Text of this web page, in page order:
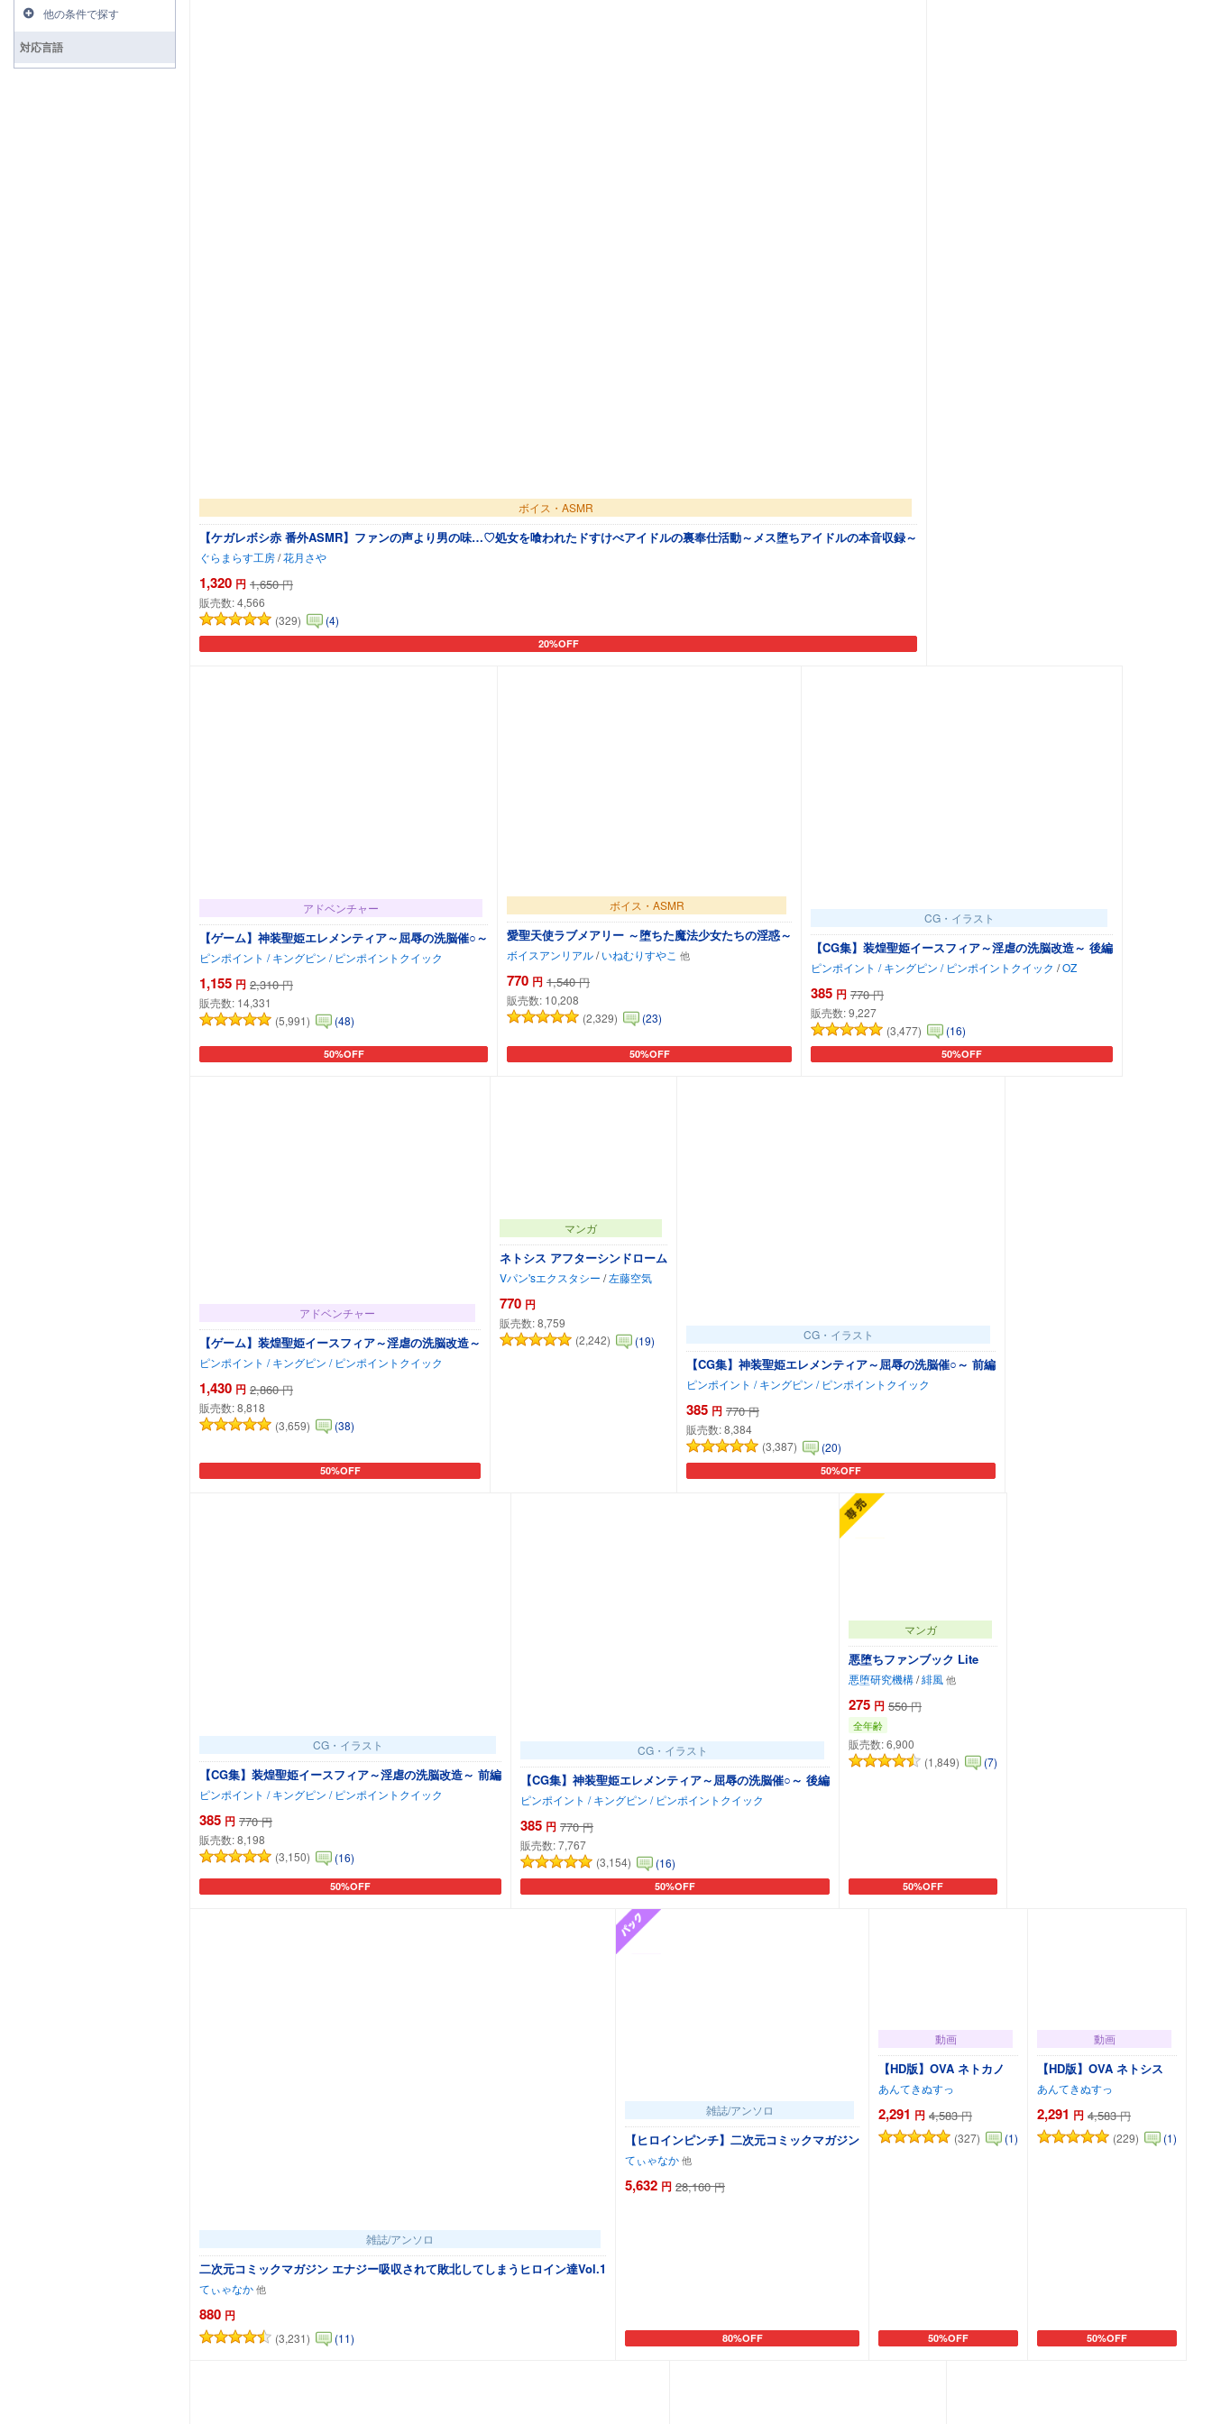
ボイス・ASMR
【ケガレボシ赤 番外ASMR】ファンの声より男の味…♡処女を喰われたドすけべアイドルの裏奉仕活動～メス堕ちアイドルの本音収録～
ぐらまらす工房/花月さや
1,320 円 1,650 円
販売数:4,566
(329)
(4)
20%OFF
カートに追加
アドベンチャー
【ゲーム】神装聖姫エレメンティア～屈辱の洗脳催○～
ピンポイント / キングピン / ピンポイントクイック
1,155 円 2,310 円
販売数: 14,331
(5,991)
(48)
50%OFF
カートに追加
ボイス・ASMR
愛聖天使ラブメアリー ～堕ちた魔法少女たちの淫惑～
ボイスアンリアル/ いねむりすやこ
770 円 1,540 円
販売数: 10,208
(2,329)
(23)
50%OFF
カートに追加
CG・イラスト
【CG集】装煌聖姫イースフィア～淫虐の洗脳改造～ 後編
ピンポイント / キングピン / ピンポイントクイック /OZ
385 円 770 円
販売数:9,227
(3,477)
(16)
50%OFF
カートに追加
アドベンチャー
【ゲーム】装煌聖姫イースフィア～淫虐の洗脳改造～
ピンポイント / キングピン / ピンポイントクイック
1,430 円 2,860 円
販売数:8,818
(3,659)
(38)
50%OFF
カートに追加
マンガ
ネトシス アフターシンドローム
Vパン'sエクスタシー /左藤空気
770 円
販売数:8,759
(2,242)
(19) CG・イラスト
【CG集】神装聖姫エレメンティア～屈辱の洗脳催○～ 前編
ピンポイント / キングピン / ピンポイントクイック
385 円 770 円
販売数:8,384
(3,387)
(20)
50%OFF
カートに追加
CG・イラスト
【CG集】装煌聖姫イースフィア～淫虐の洗脳改造～ 前編
ピンポイント / キングピン / ピンポイントクイック
385 円 770 円
販売数:8,198
(3,150)
(16)
50%OFF
カートに追加
CG・イラスト
【CG集】神装聖姫エレメンティア～屈辱の洗脳催○～ 後編
ピンポイント / キングピン / ピンポイントクイック
385 円 770 円
販売数:7,767
(3,154)
(16)
50%OFF
カートに追加
マンガ
悪堕ちファンブック Lite
悪堕研究機構/緋風
275 円 550 円
全年齢
販売数:6,900
(1,849)
(7)
50%OFF
カートに追加
雑誌/アンソロ
二次元コミックマガジン エナジー吸収されて敗北してしまうヒロイン達Vol.1
てぃゃなか
880 円
(3,231) (11)
雑誌/アンソロ
【ヒロインピンチ】二次元コミックマガジン
てぃゃなか
5,632 円 28,160 円
80%OFF
カートに追加
動画
【HD版】OVA ネトカノ
あんてきぬすっ
2,291 円 4,583 円
(327)
(1)
50%OFF
カートに追加
動画
【HD版】OVA ネトシス
あんてきぬすっ
2,291 円 4,583 円
(229)
(1)
50%OFF
カートに追加
他の条件で探す
対応言語